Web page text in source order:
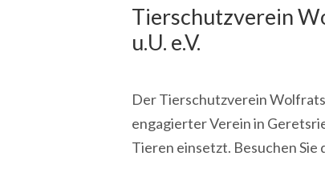
Tierschutzverein
u.U. e.V.
Der Tierschutzverein
engagierter Verein in
Tieren einsetzt. Besuchen